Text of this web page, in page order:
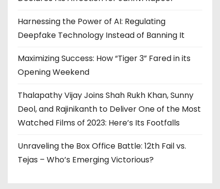
Harnessing the Power of AI: Regulating
Deepfake Technology Instead of Banning It
Maximizing Success: How “Tiger 3” Fared in its
Opening Weekend
Thalapathy Vijay Joins Shah Rukh Khan, Sunny
Deol, and Rajinikanth to Deliver One of the Most
Watched Films of 2023: Here’s Its Footfalls
Unraveling the Box Office Battle: 12th Fail vs.
Tejas – Who’s Emerging Victorious?